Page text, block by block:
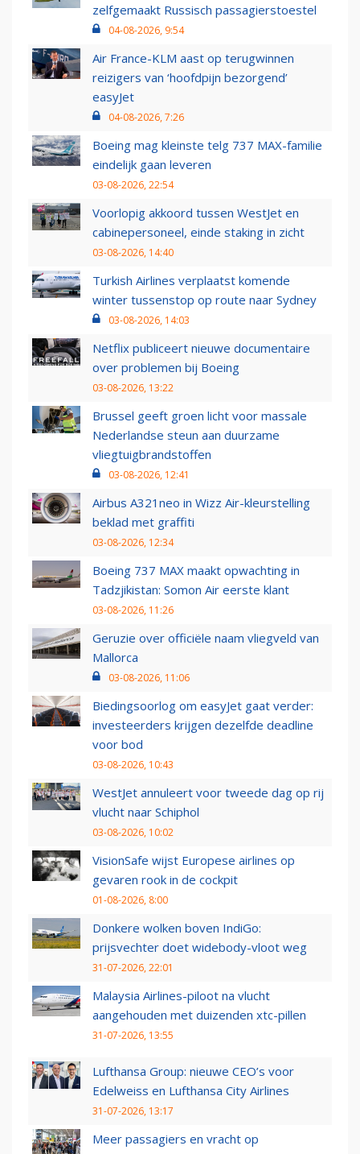
zelfgemaakt Russisch passagierstoestel
04-08-2026, 9:54
Air France-KLM aast op terugwinnen
reizigers van ‘hoofdpijn bezorgend’
easyJet
04-08-2026, 7:26
Boeing mag kleinste telg 737 MAX-familie
eindelijk gaan leveren
03-08-2026, 22:54
Voorlopig akkoord tussen WestJet en
cabinepersoneel, einde staking in zicht
03-08-2026, 14:40
Turkish Airlines verplaatst komende
winter tussenstop op route naar Sydney
03-08-2026, 14:03
Netflix publiceert nieuwe documentaire
over problemen bij Boeing
03-08-2026, 13:22
Brussel geeft groen licht voor massale
Nederlandse steun aan duurzame
vliegtuigbrandstoffen
03-08-2026, 12:41
Airbus A321neo in Wizz Air-kleurstelling
beklad met graffiti
03-08-2026, 12:34
Boeing 737 MAX maakt opwachting in
Tadzjikistan: Somon Air eerste klant
03-08-2026, 11:26
Geruzie over officiële naam vliegveld van
Mallorca
03-08-2026, 11:06
Biedingsoorlog om easyJet gaat verder:
investeerders krijgen dezelfde deadline
voor bod
03-08-2026, 10:43
WestJet annuleert voor tweede dag op rij
vlucht naar Schiphol
03-08-2026, 10:02
VisionSafe wijst Europese airlines op
gevaren rook in de cockpit
01-08-2026, 8:00
Donkere wolken boven IndiGo:
prijsvechter doet widebody-vloot weg
31-07-2026, 22:01
Malaysia Airlines-piloot na vlucht
aangehouden met duizenden xtc-pillen
31-07-2026, 13:55
Lufthansa Group: nieuwe CEO’s voor
Edelweiss en Lufthansa City Airlines
31-07-2026, 13:17
Meer passagiers en vracht op